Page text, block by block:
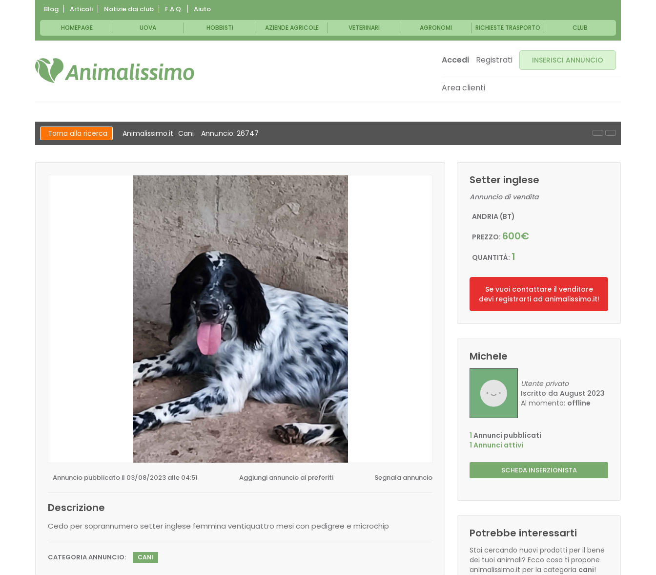
Blog Articoli Notizie dai club F.A.Q. Aiuto
HOMEPAGE UOVA HOBBISTI AZIENDE AGRICOLE VETERINARI AGRONOMI RICHIESTE TRASPORTO CLUB
Accedi Registrati INSERISCI ANNUNCIO
Area clienti
Torna alla ricerca Animalissimo.it Cani Annuncio: 26747
Annuncio pubblicato il 03/08/2023 alle 04:51 Aggiungi annuncio ai preferiti Segnala annuncio
Descrizione
Cedo per soprannumero setter inglese femmina ventiquattro mesi con pedigree e microchip
CATEGORIA ANNUNCIO: CANI
Setter inglese
Annuncio di vendita
ANDRIA (BT)
PREZZO: 600€
QUANTITÀ: 1
Se vuoi contattare il venditore
devi registrarti ad animalissimo.it!
Michele
Utente privato
Iscritto da August 2023
Al momento: offline
1 Annunci pubblicati
1 Annunci attivi
SCHEDA INSERZIONISTA
Potrebbe interessarti
Stai cercando nuovi prodotti per il bene
dei tuoi animali? Ecco cosa ti propone
animalissimo.it per la categoria cani!